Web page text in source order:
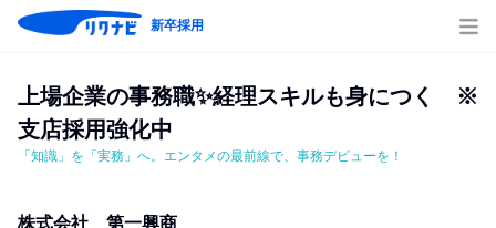
新卒採用
上場企業の事務職✨経理スキルも身につく　※
支店採用強化中
「知識」を「実務」へ。エンタメの最前線で、事務デビューを！
株式会社　第一興商